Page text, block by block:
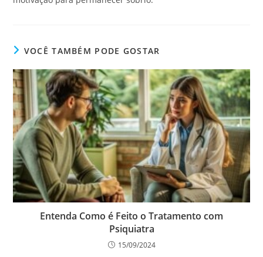
VOCÊ TAMBÉM PODE GOSTAR
Entenda Como é Feito o Tratamento com
Psiquiatra
15/09/2024